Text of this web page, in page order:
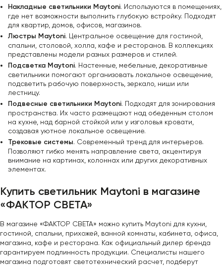
Накладные светильники Maytoni. Используются в помещениях,
где нет возможности выполнить глубокую встройку. Подходят
для квартир, домов, офисов, магазинов.
Люстры Maytoni. Центральное освещение для гостиной,
спальни, столовой, холла, кафе и ресторанов. В коллекциях
представлены модели разных размеров и стилей.
Подсветка Maytoni. Настенные, мебельные, декоративные
светильники помогают организовать локальное освещение,
подсветить рабочую поверхность, зеркало, ниши или
лестницу.
Подвесные светильники Maytoni. Подходят для зонирования
пространства. Их часто размещают над обеденным столом
на кухне, над барной стойкой или у изголовья кровати,
создавая уютное локальное освещение.
Трековые системы. Современный тренд для интерьеров.
Позволяют гибко менять направление света, акцентируя
внимание на картинах, колоннах или других декоративных
элементах.
Купить светильник Maytoni в магазине
«ФАКТОР СВЕТА»
В магазине «ФАКТОР СВЕТА» можно купить Maytoni для кухни,
гостиной, спальни, прихожей, ванной комнаты, кабинета, офиса,
магазина, кафе и ресторана. Как официальный дилер бренда
гарантируем подлинность продукции. Специалисты нашего
магазина подготовят светотехнический расчет, подберут